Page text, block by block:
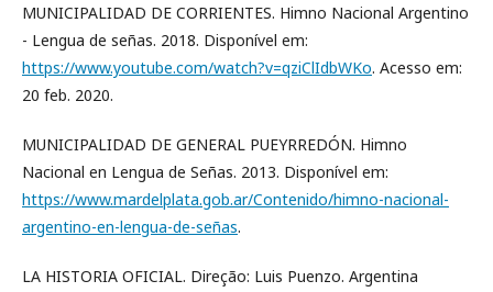
MUNICIPALIDAD DE CORRIENTES. Himno Nacional Argentino
- Lengua de señas. 2018. Disponível em:
https://www.youtube.com/watch?v=qziClIdbWKo. Acesso em:
20 feb. 2020.
MUNICIPALIDAD DE GENERAL PUEYRREDÓN. Himno
Nacional en Lengua de Señas. 2013. Disponível em:
https://www.mardelplata.gob.ar/Contenido/himno-nacional-
argentino-en-lengua-de-señas.
LA HISTORIA OFICIAL. Direção: Luis Puenzo. Argentina